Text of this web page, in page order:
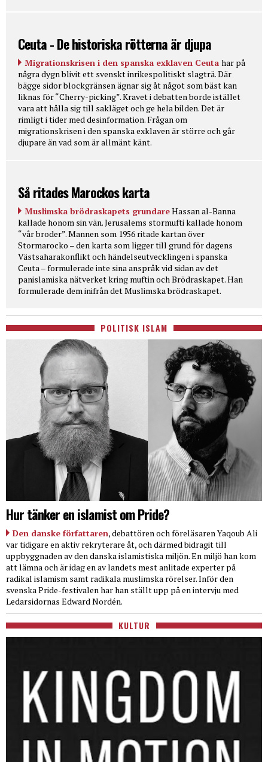
Ceuta - De historiska rötterna är djupa
Migrationskrisen i den spanska exklaven Ceuta har på
några dygn blivit ett svenskt inrikespolitiskt slagträ. Där
bägge sidor blockgränsen ägnar sig åt något som bäst kan
liknas för “Cherry-picking”. Kravet i debatten borde istället
vara att hålla sig till sakläget och ge hela bilden. Det är
rimligt i tider med desinformation. Frågan om
migrationskrisen i den spanska exklaven är större och går
djupare än vad som är allmänt känt.
Så ritades Marockos karta
Muslimska brödraskapets grundareHassan al-Banna
kallade honom sin vän. Jerusalems stormufti kallade honom
“vår broder”. Mannen som 1956 ritade kartan över
Stormarocko – den karta som ligger till grund för dagens
Västsaharakonflikt och händelseutvecklingen i spanska
Ceuta – formulerade inte sina anspråk vid sidan av det
panislamiska nätverket kring muftin och Brödraskapet. Han
formulerade dem inifrån det Muslimska brödraskapet.
POLITISK ISLAM
Hur tänker en islamist om Pride?
Den danske författaren, debattören och föreläsaren Yaqoub Ali
var tidigare en aktiv rekryterare åt, och därmed bidragit till
uppbyggnaden av den danska islamistiska miljön. En miljö han kom
att lämna och är idag en av landets mest anlitade experter på
radikal islamism samt radikala muslimska rörelser. Inför den
svenska Pride-festivalen har han ställt upp på en intervju med
Ledarsidornas Edward Nordén.
KULTUR